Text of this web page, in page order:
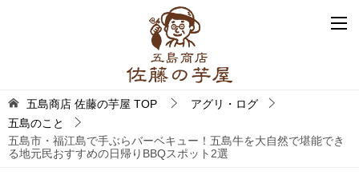
五島商店 佐藤の芋屋 TOP
アグリ・ログ
五島のこと
五島市・福江島で手ぶらバーベキュー！五島牛を大自然で堪能でき
る地元民おすすめの日帰りBBQスポット2選